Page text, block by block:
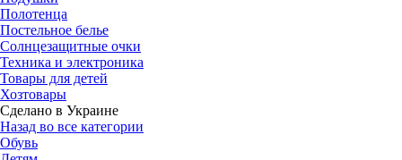
Полотенца
Постельное белье
Солнцезащитные очки
Техника и электроника
Товары для детей
Хозтовары
Сделано в Украине
Назад во все категории
Обувь